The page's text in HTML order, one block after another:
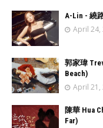
A-Lin - 繞
April 24,
郭家瑋
Beach)
April 21,
陳華 Hua
Far)